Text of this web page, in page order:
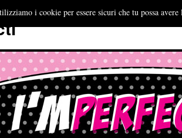
i cookie per essere sicuri che tu possa